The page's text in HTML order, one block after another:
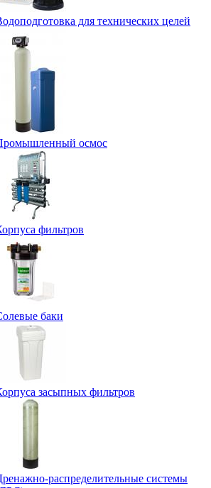
для технических целей
осмос
фильтров
баки
засыпных фильтров
распределительные системы